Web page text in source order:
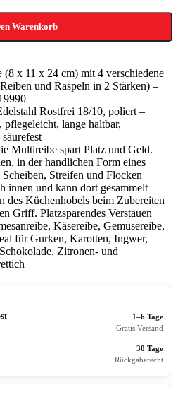
Warenkorb
(8 x 11 x 24 cm) mit 4 verschiedene
und Raspeln in 2 Stärken) –
Rostfrei 18/10, poliert –
pflegeleicht, lange haltbar,
Multireibe spart Platz und Geld.
in der handlichen Form eines
Streifen und Flocken
innen und kann dort gesammelt
des Küchenhobels beim Zubereiten
Griff. Platzsparendes Verstauen
Käsereibe, Gemüsereibe,
für Gurken, Karotten, Ingwer,
Zitronen- und
1–6 Tage
Gratis Versand
30 Tage
Rückgaberecht